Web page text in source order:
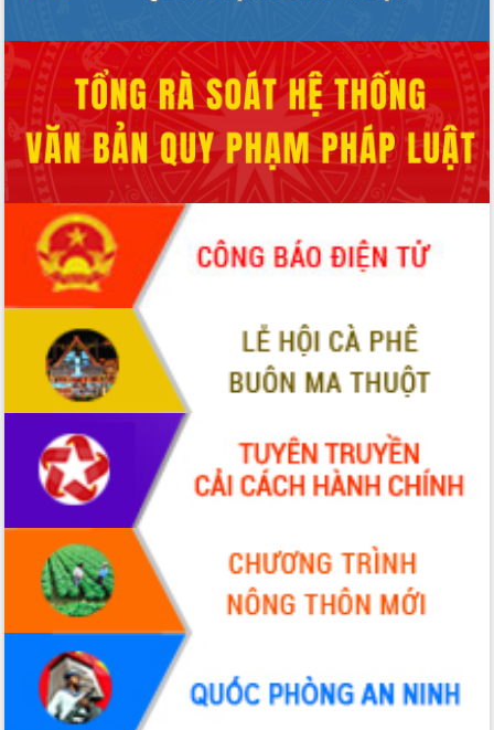
Trình diễn nghệ thuật chế biến các
món ăn từ sầu riêng
Đắk Lắk công bố Quy hoạch và xúc
tiến đầu tư tỉnh
Ngành cá ngừ Đắk Lắk chủ động thích
ứng để giữ vững thị trường xuất khẩu
Diễn đàn Kinh tế tư nhân Việt Nam đột
phá cơ chế - Hợp tác công tư
Đề án 06 tạo bước ngoặt đột phá trong
cải cách hành chính tỉnh Đắk Lắk
Kết nối tour, đẩy mạnh chuyển đổi số
để phát triển du lịch Đắk Lắk
Khởi động Dự án Đầu tư xây dựng hạ
tầng kỹ thuật Cụm công nghiệp Tân
Gặp mặt các cơ quan báo chí nhân Kỷ
niệm 101 năm Ngày Báo chí Cách
mạng Việt Nam
Đắk Lắk sơ kết 4 năm triển khai thực
hiện Đề án 06 của Chính phủ
Họp báo thông tin về Hội nghị Công bố
Quy hoạch và Xúc tiến đầu tư tỉnh Đắk
Khơi thông điểm nghẽn, đẩy nhanh
giải ngân vốn khắc phục thiên tai
HĐND tỉnh thông qua điều chỉnh Quy
hoạch tỉnh thời kỳ 2021-2030
Hội thảo góp ý hồ sơ điều chỉnh quy
hoạch tỉnh Đắk Lắk thời kỳ 2021-2030,